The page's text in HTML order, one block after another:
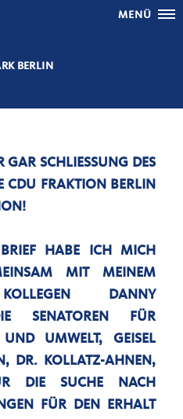
MENÜ
BERLIN
SCHLIESSUNG DES T
FRAKTION BERLIN U
HABE ICH MICH
MIT MEINEM
KOLLEGEN DANNY
SENATOREN FÜR
UND UMWELT, GEISEL
DR. KOLLATZ-AHNEN,
DIE SUCHE NACH
FÜR DEN ERHALT